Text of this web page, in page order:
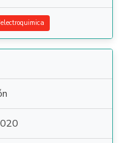
electroquimica